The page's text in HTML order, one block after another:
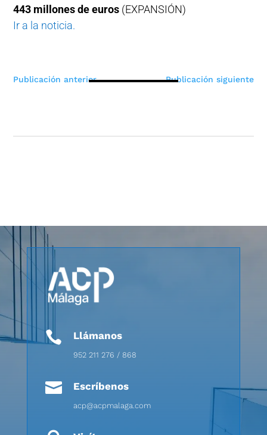
443 millones de euros (EXPANSIÓN)
Ir a la noticia.
Navegación
Publicación anterior Publicación siguiente
 Llámanos
952 211 276 / 868
 Escríbenos
acp@acpmalaga.com